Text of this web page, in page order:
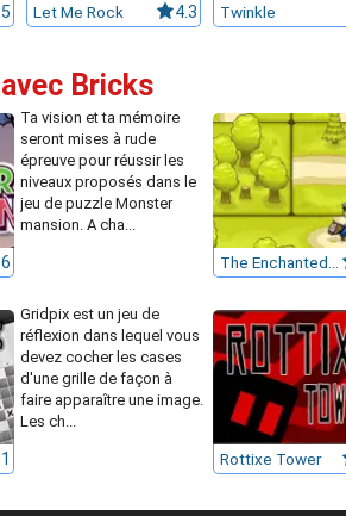
5 Let Me Rock 4.3 Twinkle
Bricks
Ta vision et ta mémoire
seront mises à rude
épreuve pour réussir les
niveaux proposés dans le
jeu de puzzle Monster
mansion. A cha...
1
Gridpix est un jeu de
réflexion dans lequel vous
devez cocher les cases
d'une grille de façon à
faire apparaître une image.
Les ch...
Rottixe Tower